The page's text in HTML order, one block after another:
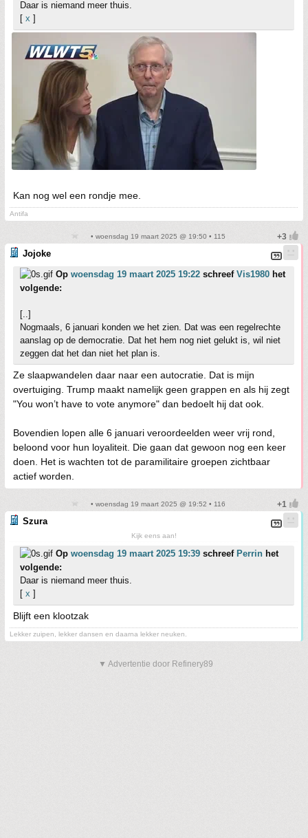
Daar is niemand meer thuis.
[ x ]
Kan nog wel een rondje mee.
Antifa
• woensdag 19 maart 2025 @ 19:50 • 115
Jojoke
Op woensdag 19 maart 2025 19:22 schreef Vis1980 het
volgende:
[..]
Nogmaals, 6 januari konden we het zien. Dat was een regelrechte
aanslag op de democratie. Dat het hem nog niet gelukt is, wil niet
zeggen dat het dan niet het plan is.
Ze slaapwandelen daar naar een autocratie. Dat is mijn
overtuiging. Trump maakt namelijk geen grappen en als hij zegt
"You won’t have to vote anymore" dan bedoelt hij dat ook.
Bovendien lopen alle 6 januari veroordeelden weer vrij rond,
beloond voor hun loyaliteit. Die gaan dat gewoon nog een keer
doen. Het is wachten tot de paramilitaire groepen zichtbaar
actief worden.
• woensdag 19 maart 2025 @ 19:52 • 116
Szura
Kijk eens aan!
Op woensdag 19 maart 2025 19:39 schreef Perrin het
volgende:
Daar is niemand meer thuis.
[ x ]
Blijft een klootzak
Lekker zuipen, lekker dansen en daarna lekker neuken.
▼ Advertentie door Refinery89